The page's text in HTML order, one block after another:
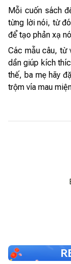
Mỗi cuốn sách
từng lời nói, từ
để tạo phản xạ
Các mẫu câu, từ
dần giúp kích
thế, ba mẹ hãy
trộm vía mau